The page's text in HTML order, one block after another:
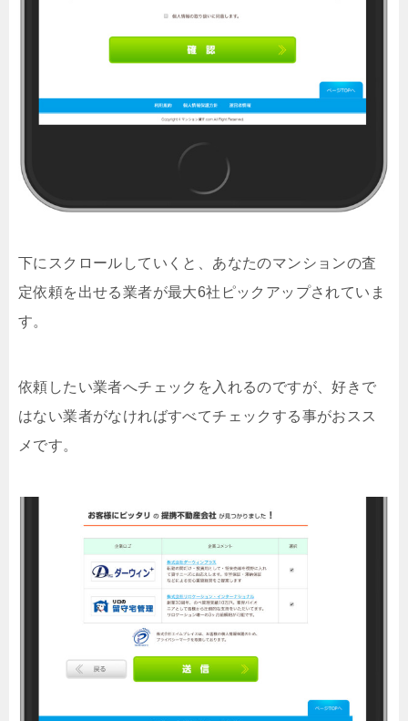
下にスクロールしていくと、あなたのマンションの査
定依頼を出せる業者が最大6社ピックアップされていま
す。
依頼したい業者へチェックを入れるのですが、好きで
はない業者がなければすべてチェックする事がおスス
メです。